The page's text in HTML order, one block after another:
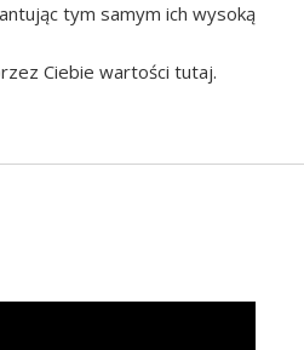
tym samym ich wysoką
Ciebie wartości tutaj.